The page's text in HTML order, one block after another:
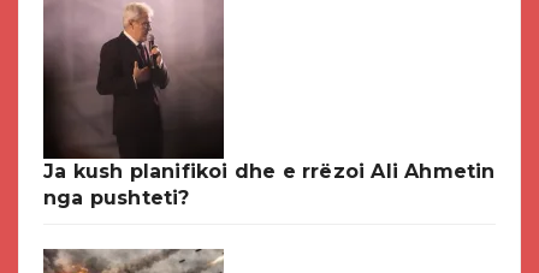
Ja kush planifikoi dhe e rrëzoi Ali Ahmetin
nga pushteti?